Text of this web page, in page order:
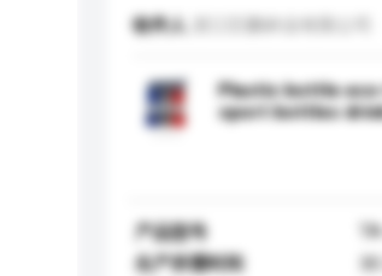
收件人
Plastic bottle
sport bottles
产品型号
生产所需时间